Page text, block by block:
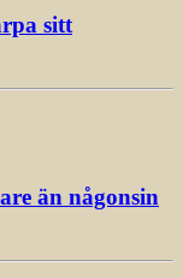
sitt
än någonsin